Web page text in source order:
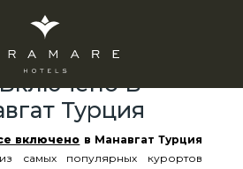
Ультра
В
Турция
включено в Манавгат Турция
самых популярных курортов